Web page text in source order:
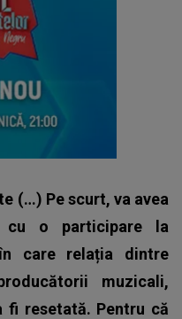
(…) Pe scurt, va avea
cu o participare la
care relația dintre
muzicali,
fi resetată. Pentru că